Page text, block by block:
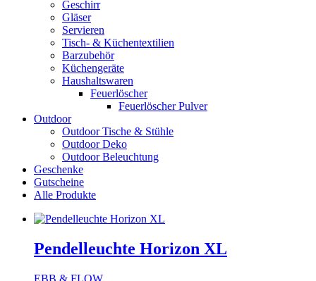
Geschirr
Gläser
Servieren
Tisch- & Küchentextilien
Barzubehör
Küchengeräte
Haushaltswaren
Feuerlöscher
Feuerlöscher Pulver
Outdoor
Outdoor Tische & Stühle
Outdoor Deko
Outdoor Beleuchtung
Geschenke
Gutscheine
Alle Produkte
Pendelleuchte Horizon XL
EBB & FLOW